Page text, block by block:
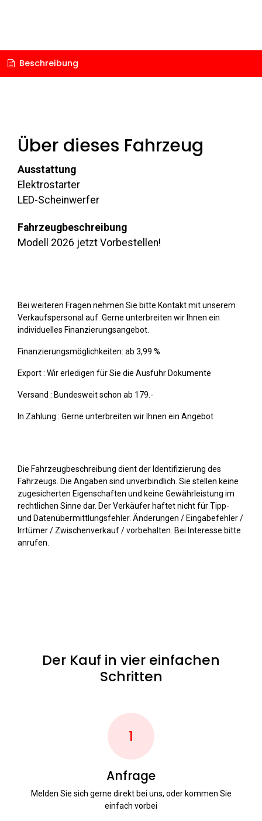
Beschreibung
Über dieses Fahrzeug
Ausstattung
Elektrostarter
LED-Scheinwerfer
Fahrzeugbeschreibung
Modell 2026 jetzt Vorbestellen!
Bei weiteren Fragen nehmen Sie bitte Kontakt mit unserem
Verkaufspersonal auf. Gerne unterbreiten wir Ihnen ein
individuelles Finanzierungsangebot.
Finanzierungsmöglichkeiten: ab 3,99 %
Export : Wir erledigen für Sie die Ausfuhr Dokumente
Versand : Bundesweit schon ab 179.-
In Zahlung : Gerne unterbreiten wir Ihnen ein Angebot
Die Fahrzeugbeschreibung dient der Identifizierung des
Fahrzeugs. Die Angaben sind unverbindlich. Sie stellen keine
zugesicherten Eigenschaften und keine Gewährleistung im
rechtlichen Sinne dar. Der Verkäufer haftet nicht für Tipp-
und Datenübermittlungsfehler. Änderungen / Eingabefehler /
Irrtümer / Zwischenverkauf / vorbehalten. Bei Interesse bitte
anrufen.
Der Kauf in vier einfachen
Schritten
1
Anfrage
Melden Sie sich gerne direkt bei uns, oder kommen Sie
einfach vorbei